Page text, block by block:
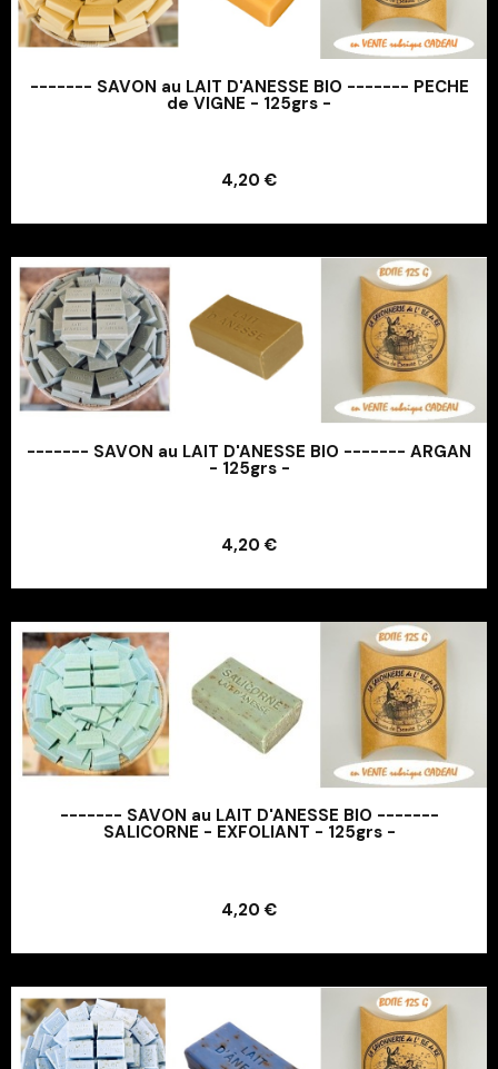
------- SAVON au LAIT D'ANESSE BIO ------- PECHE
de VIGNE - 125grs -
4,20 €
Ajouter au panier
------- SAVON au LAIT D'ANESSE BIO ------- ARGAN
- 125grs -
4,20 €
Ajouter au panier
------- SAVON au LAIT D'ANESSE BIO -------
SALICORNE - EXFOLIANT - 125grs -
4,20 €
Ajouter au panier